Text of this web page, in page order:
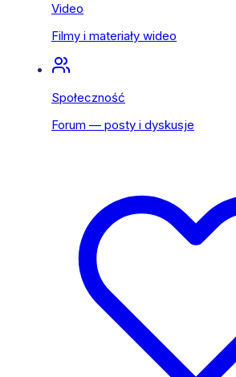
Video
Filmy i materiały wideo
Społeczność
Forum — posty i dyskusje